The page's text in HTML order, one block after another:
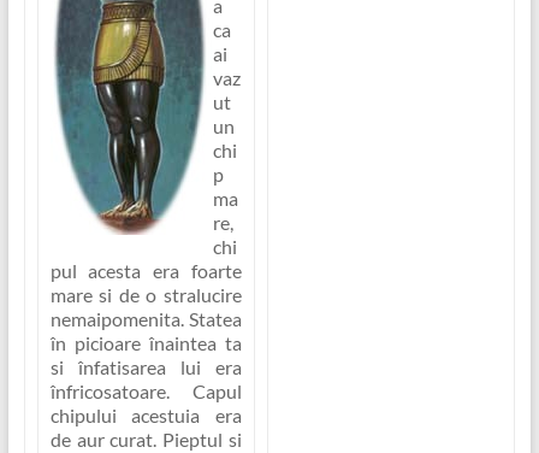
a
ca
ai
vaz
ut
un
chi
p
ma
re,
chi
pul acesta era foarte
mare si de o stralucire
nemaipomenita. Statea
în picioare înaintea ta
si înfatisarea lui era
înfricosatoare. Capul
chipului acestuia era
de aur curat. Pieptul si